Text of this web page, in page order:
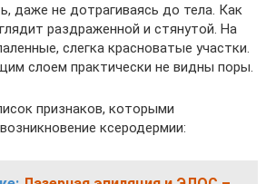
даже не дотрагиваясь до тела. Как
раздраженной и стянутой. На
слегка красноватые участки.
слоем практически не видны поры.
признаков, которыми
ксеродермии: